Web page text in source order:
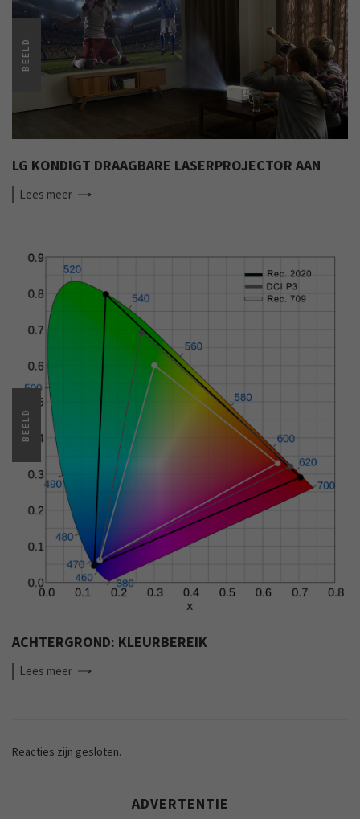
BEELD
LG KONDIGT DRAAGBARE LASERPROJECTOR AAN
Lees meer
BEELD
ACHTERGROND: KLEURBEREIK
Lees meer
Reacties zijn gesloten.
ADVERTENTIE